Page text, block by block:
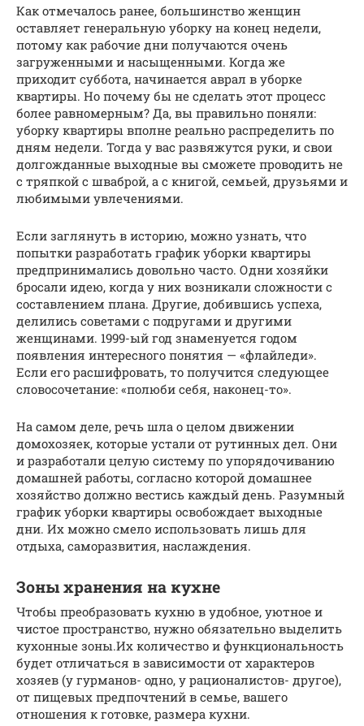
Как отмечалось ранее, большинство женщин
оставляет генеральную уборку на конец недели,
потому как рабочие дни получаются очень
загруженными и насыщенными. Когда же
приходит суббота, начинается аврал в уборке
квартиры. Но почему бы не сделать этот процесс
более равномерным? Да, вы правильно поняли:
уборку квартиры вполне реально распределить по
дням недели. Тогда у вас развяжутся руки, и свои
долгожданные выходные вы сможете проводить не
с тряпкой с шваброй, а с книгой, семьей, друзьями и
любимыми увлечениями.
Если заглянуть в историю, можно узнать, что
попытки разработать график уборки квартиры
предпринимались довольно часто. Одни хозяйки
бросали идею, когда у них возникали сложности с
составлением плана. Другие, добившись успеха,
делились советами с подругами и другими
женщинами. 1999-ый год знаменуется годом
появления интересного понятия — «флайледи».
Если его расшифровать, то получится следующее
словосочетание: «полюби себя, наконец-то».
На самом деле, речь шла о целом движении
домохозяек, которые устали от рутинных дел. Они
и разработали целую систему по упорядочиванию
домашней работы, согласно которой домашнее
хозяйство должно вестись каждый день. Разумный
график уборки квартиры освобождает выходные
дни. Их можно смело использовать лишь для
отдыха, саморазвития, наслаждения.
Зоны хранения на кухне
Чтобы преобразовать кухню в удобное, уютное и
чистое пространство, нужно обязательно выделить
кухонные зоны.Их количество и функциональность
будет отличаться в зависимости от характеров
хозяев (у гурманов- одно, у рационалистов- другое),
от пищевых предпочтений в семье, вашего
отношения к готовке, размера кухни.